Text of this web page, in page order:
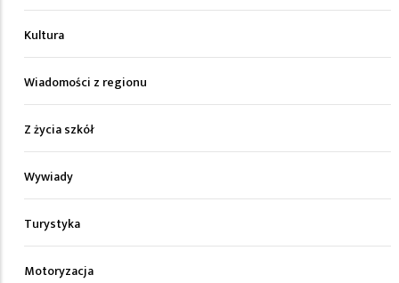
Kultura
Wiadomości z regionu
Z życia szkół
Wywiady
Turystyka
Motoryzacja